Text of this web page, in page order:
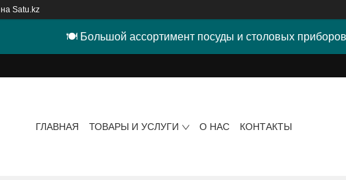
на Satu.kz
🍽 Большой ассортимент посуды и столовых
ГЛАВНАЯ ТОВАРЫ И УСЛУГИ О НАС КОНТАКТЫ